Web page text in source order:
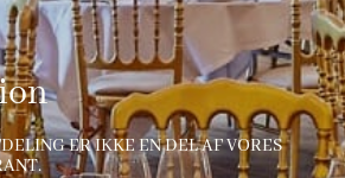
ER IKKE EN DEL AF VORES